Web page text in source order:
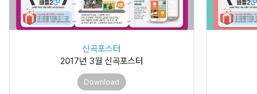
신곡포스터
2017년 3월 신곡포스터
Download